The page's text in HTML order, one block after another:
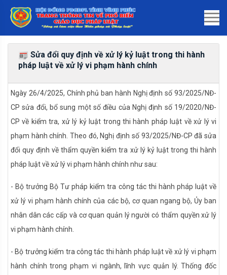
Sửa đổi quy định về xử lý kỷ luật trong thi hành
pháp luật về xử lý vi phạm hành chính
Ngày 26/4/2025, Chính phủ ban hành Nghị định số 93/2025/NĐ-
CP sửa đổi, bổ sung một số điều của Nghị định số 19/2020/NĐ-
CP về kiểm tra, xử lý kỷ luật trong thi hành pháp luật về xử lý vi
phạm hành chính. Theo đó, Nghị định số 93/2025/NĐ-CP đã sửa
đổi quy định về thẩm quyền kiểm tra xử lý kỷ luật trong thi hành
pháp luật về xử lý vi phạm hành chính như sau:
- Bộ trưởng Bộ Tư pháp kiểm tra công tác thi hành pháp luật về
xử lý vi phạm hành chính của các bộ, cơ quan ngang bộ, Ủy ban
nhân dân các cấp và cơ quan quản lý người có thẩm quyền xử lý
vi phạm hành chính.
- Bộ trưởng kiểm tra công tác thi hành pháp luật về xử lý vi phạm
hành chính trong phạm vi ngành, lĩnh vực quản lý. Thống đốc